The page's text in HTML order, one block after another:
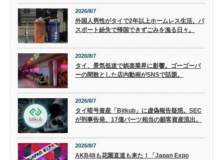
2026/8/7
外国人男性がタイで2年以上ホームレス生活。パ
スポート紛失で帰国できずごみを漁る日々。
2026/8/7
タイ、景気低迷で娯楽業界に影響。ゴーゴーバ
ーの閑散とした店内動画がSNSで話題。
2026/8/7
タイ暗号資産「Bitkub」に虚偽報告疑惑。SEC
が刑事告発、17億バーツ相当の顧客資産流出。
2026/8/7
AKB48も花園直道も来た！「Japan Expo